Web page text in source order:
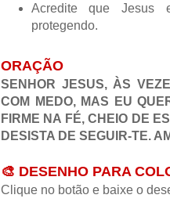
Acredite que Jesus
protegendo.
ORAÇÃO
SENHOR JESUS, ÀS
COM MEDO, MAS EU
FIRME NA FÉ, CHEIO DE
DESISTA DE SEGUIR-TE.
🎨 DESENHO PARA
Clique no botão e baixe o